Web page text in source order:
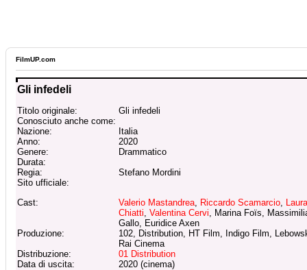
FilmUP.com
Gli infedeli
Titolo originale:
Gli infedeli
Conosciuto anche come:
Nazione:
Italia
Anno:
2020
Genere:
Drammatico
Durata:
Regia:
Stefano Mordini
Sito ufficiale:
Cast:
Valerio Mastandrea, Riccardo Scamarcio, Laura
Chiatti, Valentina Cervi, Marina Foïs,
Gallo, Euridice Axen
Produzione:
102, Distribution, HT Film, Indigo Film,
Rai Cinema
Distribuzione:
01 Distribution
Data di uscita:
2020 (cinema)